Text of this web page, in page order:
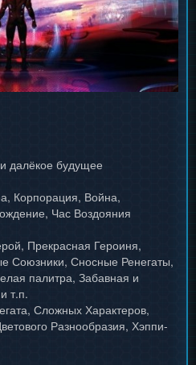
далёкое будущее
Корпорация, Война,
Час Воздояния
Прекрасная Героиня,
Союзники, Сносные Ренегаты,
палитра, Забавная и
т.п.
Сложных Характеров,
Разнообразия, Хэппи-